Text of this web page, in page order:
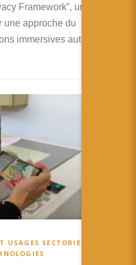
Framework”, un
une approche du
immersives autours de la
USAGES SECTORIELS